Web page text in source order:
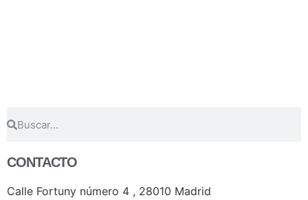
CONTACTO
Calle Fortuny número 4 , 28010 Madrid